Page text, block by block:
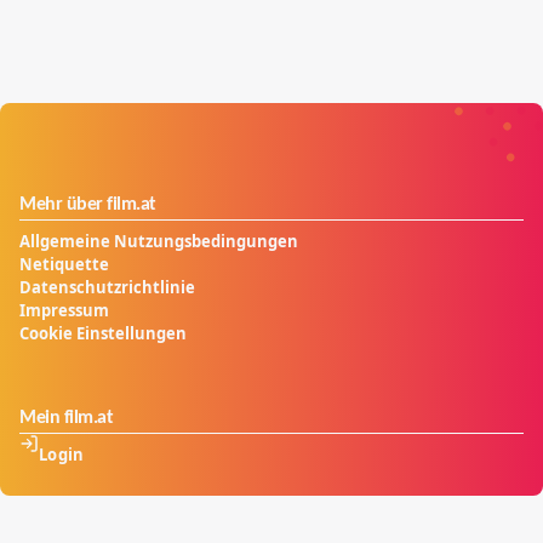
Mehr über film.at
Allgemeine Nutzungsbedingungen
Netiquette
Datenschutzrichtlinie
Impressum
Cookie Einstellungen
Mein film.at
Login